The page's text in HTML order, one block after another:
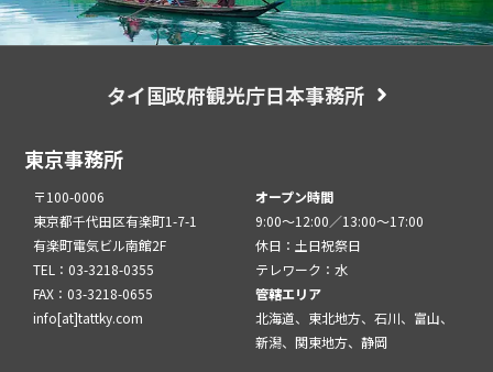
タイ国政府観光庁日本事務所
東京事務所
〒100-0006
東京都千代田区有楽町1-7-1
有楽町電気ビル南館2F
TEL：03-3218-0355
FAX：03-3218-0655
info[at]tattky.com
オープン時間
9:00～12:00／13:00～17:00
休日：土日祝祭日
テレワーク：水
管轄エリア
北海道、東北地方、石川、富山、
新潟、関東地方、静岡